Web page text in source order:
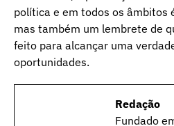
política e em todos os âmbitos
mas também um lembrete de
feito para alcançar uma
oportunidades.
Redação
Fundado